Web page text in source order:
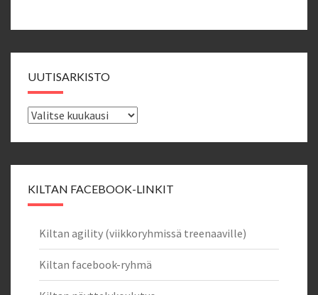
UUTISARKISTO
Uutisarkisto
KILTAN FACEBOOK-LINKIT
Kiltan agility (viikkoryhmissä treenaaville)
Kiltan facebook-ryhmä